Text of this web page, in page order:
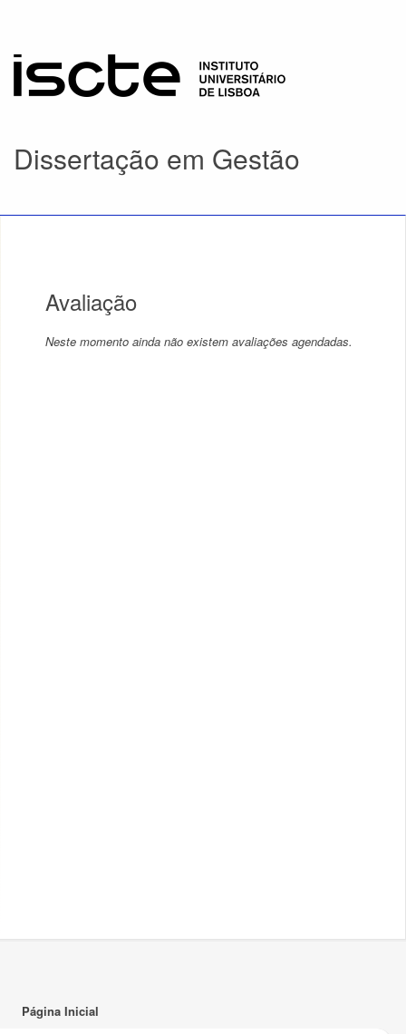
Dissertação em Gestão
Avaliação
Neste momento ainda não existem avaliações agendadas.
Página Inicial